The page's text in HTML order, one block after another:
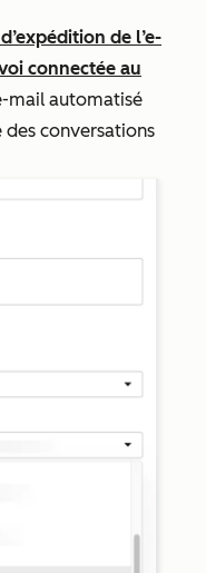
de l’e-
connectée au
mail automatisé
conversations